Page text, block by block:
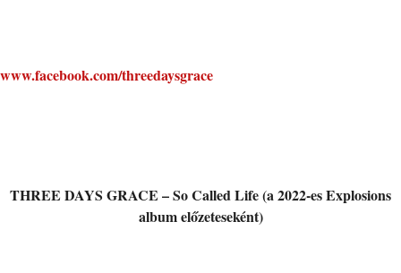
www.facebook.com/threedaysgrace
THREE DAYS GRACE – So Called Life (a 2022-es Explosions
album előzeteseként)